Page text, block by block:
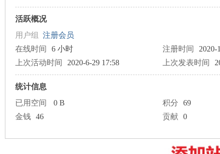
活跃概况
用户组 注册会员
在线时间
6 小时 注册时间
2020-
上次活动时间
2020-6-29 17:58 上次发表时间
统计信息
已用空间
0 B 积分
69
金钱
46 贡献 0